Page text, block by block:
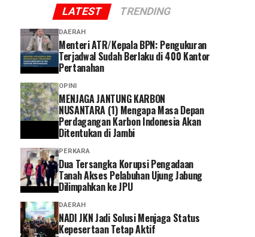
LATEST TRENDING
DAERAH
Menteri ATR/Kepala BPN: Pengukuran
Terjadwal Sudah Berlaku di 400 Kantor
Pertanahan
OPINI
MENJAGA JANTUNG KARBON
NUSANTARA (1) Mengapa Masa Depan
Perdagangan Karbon Indonesia Akan
Ditentukan di Jambi
PERKARA
Dua Tersangka Korupsi Pengadaan
Tanah Akses Pelabuhan Ujung Jabung
Dilimpahkan ke JPU
DAERAH
NADI JKN Jadi Solusi Menjaga Status
Kepesertaan Tetap Aktif